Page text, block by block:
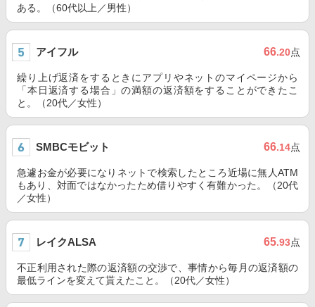
ある。（60代以上／男性）
アイフル 66.20点
繰り上げ返済をするときにアプリやネットのマイページから
「本日返済する場合」の満額の返済額をすることができたこ
と。（20代／女性）
SMBCモビット 66.14点
急遽お金が必要になりネットで検索したところ近場に無人ATM
もあり、対面ではなかったため借りやすく有難かった。（20代
／女性）
レイクALSA 65.93点
不正利用された際の返済額の交渉で、事情から毎月の返済額の
最低ラインを変えて貰えたこと。（20代／女性）